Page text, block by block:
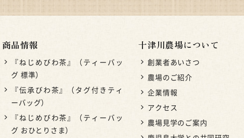
商品情報
『ねじめびわ茶』（ティーバッ
グ 標準）
『伝承びわ茶』（タグ付きティ
ーバッグ）
『ねじめびわ茶』（ティーバッ
グ おひとりさま）
十津川農場について
創業者あいさつ
農場のご紹介
企業情報
アクセス
農場見学のご案内